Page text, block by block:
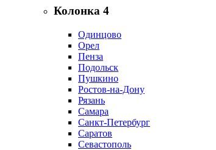
Колонка 4
Одинцово
Орел
Пенза
Подольск
Пушкино
Ростов-на-Дону
Рязань
Самара
Санкт-Петербург
Саратов
Севастополь